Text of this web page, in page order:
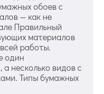
обоев с
— как не
Правильный
материалов
работы.
один
несколько видов с
Типы бумажных